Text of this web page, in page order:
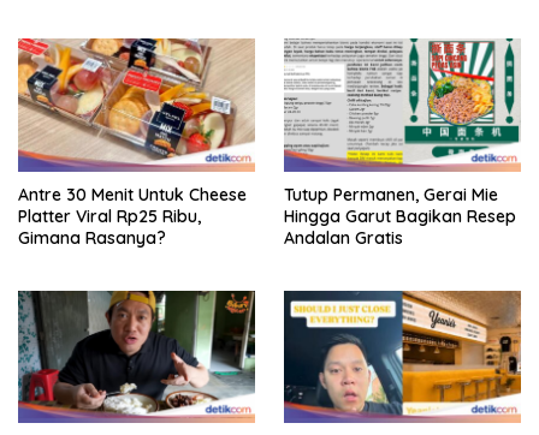
Antre 30 Menit Untuk Cheese
Platter Viral Rp25 Ribu,
Gimana Rasanya?
Tutup Permanen, Gerai Mie
Hingga Garut Bagikan Resep
Andalan Gratis